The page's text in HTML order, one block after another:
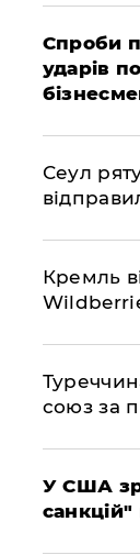
​Спроби
ударів
​Сеул
​Кремль
союз за
​У США
санкцій"